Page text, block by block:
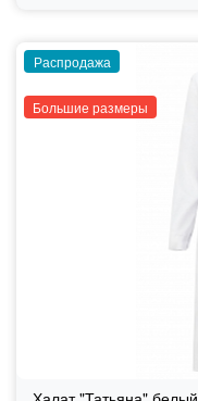
Распродажа
Большие размеры